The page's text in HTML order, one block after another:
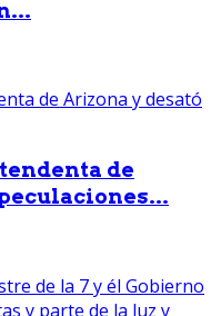
de